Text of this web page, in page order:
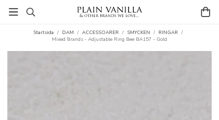
Startsida / DAM / ACCESSOARER / SMYCKEN / RINGAR /
Mixed Brands - Adjustable Ring Bee BA157 - Gold